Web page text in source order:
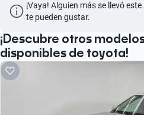
Busca por versión
Busca por año
¡Vaya! Alguien más se llevó
te pueden gustar.
¡Descubre otros
disponibles de toyota!